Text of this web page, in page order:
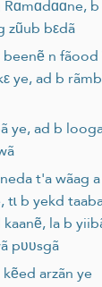
zũub bεdã
n fãood
ye, ad b
ye, ad b
t'a wãag
tɩ b yekd
la b
pʋʋsgã
arzãn ye